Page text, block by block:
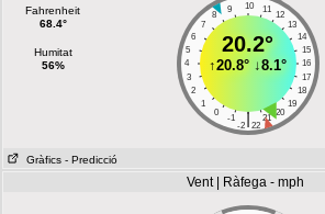
Fahrenheit
68.4°
Humitat
56%
10
9 11
8
12
7
13
6
14
5
15
4
16
3
17
2
18
1
19
0
20
-1 21
|
-2 22
20.2°
↑20.8° ↓8.1°
Gràfics - Predicció
Vent | Ràfega - mph